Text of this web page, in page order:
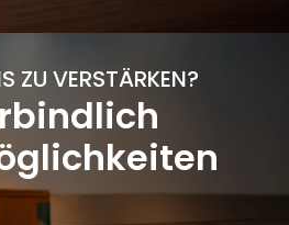
ZU VERSTÄRKEN?